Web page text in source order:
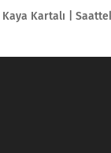
Kartalı |